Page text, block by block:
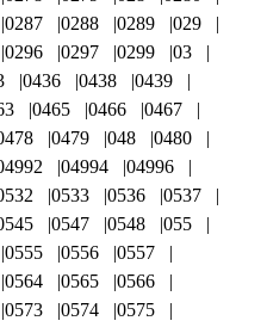
0287 0288 0289
029
0296 0297 0299
03
0436 0438
0439
0465 0466
0467
0479 048
0480
04994
04996
0533 0536
0537
0547 0548
055
0555 0556
0557
0564 0565
0566
0573 0574
0575